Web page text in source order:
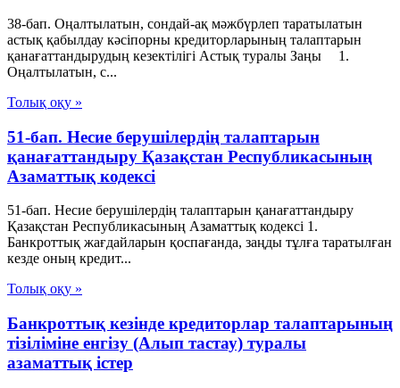
38-бап. Оңалтылатын, сондай-ақ мәжбүрлеп таратылатын
астық қабылдау кәсiпорны кредиторларының талаптарын
қанағаттандырудың кезектiлiгi Астық туралы Заңы 1.
Оңалтылатын, с...
Толық оқу »
51-бап. Несие берушiлердiң талаптарын
қанағаттандыру Қазақстан Республикасының
Азаматтық кодексi
51-бап. Несие берушiлердiң талаптарын қанағаттандыру
Қазақстан Республикасының Азаматтық кодексi 1.
Банкроттық жағдайларын қоспағанда, заңды тұлға таратылған
кезде оның кредит...
Толық оқу »
Банкроттық кезінде кредиторлар талаптарының
тізіліміне енгізу (Алып тастау) туралы
азаматтық істер